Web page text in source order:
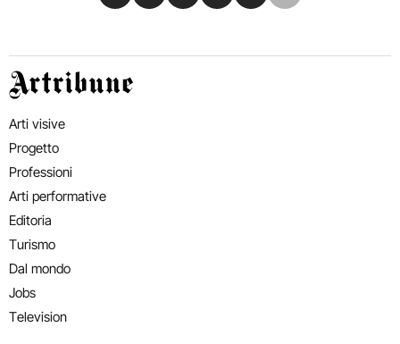
Artribune
Arti visive
Progetto
Professioni
Arti performative
Editoria
Turismo
Dal mondo
Jobs
Television